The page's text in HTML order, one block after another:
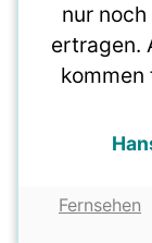
nur
ertragen.
kommen
Fernsehen